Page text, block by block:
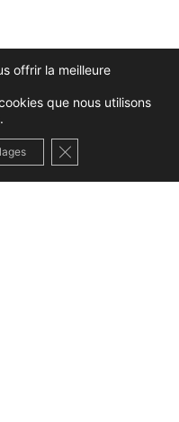
CONTACT
offrir la meilleure
que nous utilisons
.
Fermer la bannière